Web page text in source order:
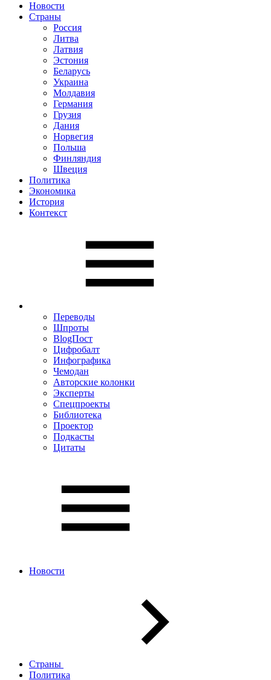
Новости
Страны
Россия
Литва
Латвия
Эстония
Беларусь
Украина
Молдавия
Германия
Грузия
Дания
Норвегия
Польша
Финляндия
Швеция
Политика
Экономика
История
Контекст
Переводы
Шпроты
BlogПост
Цифробалт
Инфографика
Чемодан
Авторские колонки
Эксперты
Спецпроекты
Библиотека
Проектор
Подкасты
Цитаты
Новости
Страны
Политика